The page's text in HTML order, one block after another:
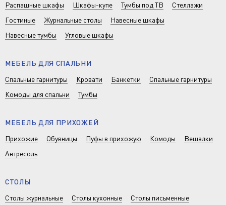
Распашные шкафы
Шкафы-купе Тумбы под ТВ
Стеллажи
Гостиные
Журнальные столы
Навесные шкафы
Навесные тумбы
Угловые шкафы
МЕБЕЛЬ ДЛЯ СПАЛЬНИ
Спальные гарнитуры
Кровати Банкетки
Спальные гарнитуры
Комоды для спальни
Тумбы
МЕБЕЛЬ ДЛЯ ПРИХОЖЕЙ
Прихожие
Обувницы Пуфы в прихожую Комоды
Вешалки
Антресоль
СТОЛЫ
Столы журнальные
Столы кухонные Столы письменные